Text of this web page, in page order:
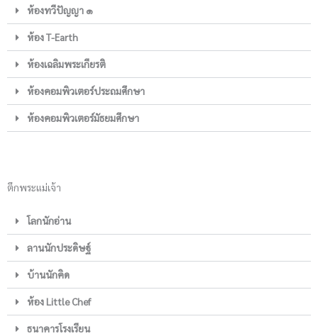
ห้องทวีปัญญา ๑
ห้อง T-Earth
ห้องเฉลิมพระเกียรติ
ห้องคอมพิวเตอร์ประถมศึกษา
ห้องคอมพิวเตอร์มัธยมศึกษา
ตึกพระแม่เจ้า
โลกนักอ่าน
ลานนักประดิษฐ์
บ้านนักคิด
ห้อง Little Chef
ธนาคารโรงเรียน